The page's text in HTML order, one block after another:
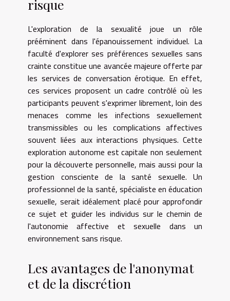
risque
L'exploration de la sexualité joue un rôle
prééminent dans l'épanouissement individuel. La
faculté d'explorer ses préférences sexuelles sans
crainte constitue une avancée majeure offerte par
les services de conversation érotique. En effet,
ces services proposent un cadre contrôlé où les
participants peuvent s'exprimer librement, loin des
menaces comme les infections sexuellement
transmissibles ou les complications affectives
souvent liées aux interactions physiques. Cette
exploration autonome est capitale non seulement
pour la découverte personnelle, mais aussi pour la
gestion consciente de la santé sexuelle. Un
professionnel de la santé, spécialiste en éducation
sexuelle, serait idéalement placé pour approfondir
ce sujet et guider les individus sur le chemin de
l'autonomie affective et sexuelle dans un
environnement sans risque.
Les avantages de l'anonymat
et de la discrétion